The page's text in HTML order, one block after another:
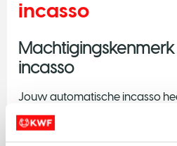
incasso
incasso
Jouw automatische incasso
machtigingskenmerk. We
omschrijving van de incasso